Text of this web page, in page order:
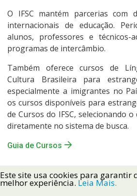
O IFSC mantém parcerias com
internacionais de educação.
alunos, professores e técnicos-
programas de intercâmbio.
Também oferece cursos de
Cultura Brasileira para
especialmente a imigrantes no
os cursos disponíveis para
de Cursos do IFSC, selecionando
diretamente no sistema de busca.
Guia de Cursos
Este site usa cookies para garantir
melhor experiência. Leia Mais.